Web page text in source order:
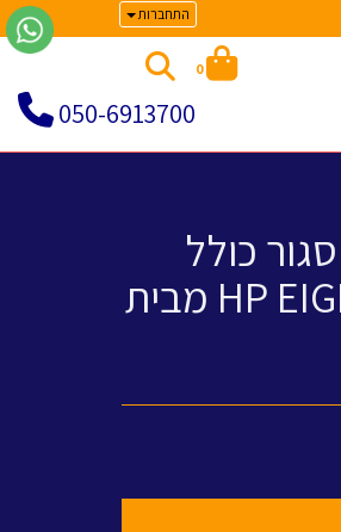
התחברות
0
050-6913700
כולל
תיק לאיחסון HP EIGHT-170980 מבית